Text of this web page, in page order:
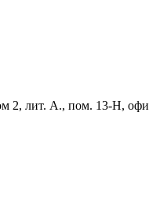
2, лит. А., пом. 13-Н,